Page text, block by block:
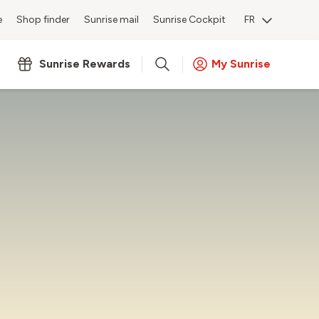
Shop finder Sunrise mail Sunrise Cockpit FR
Sunrise Rewards My Sunrise